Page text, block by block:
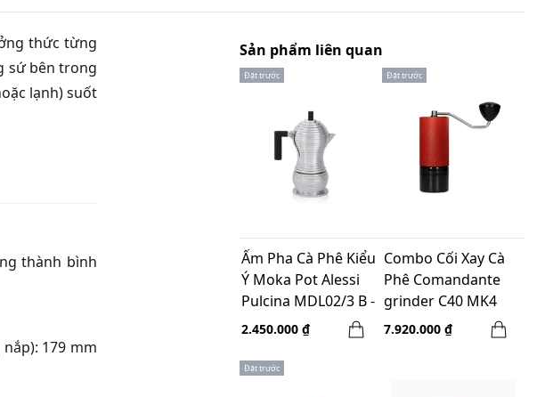
thức từng
sứ bên trong
lạnh) suốt
thành bình
179 mm
Sản phẩm liên quan
Đặt trước
Ấm Pha Cà Phê Kiểu
Ý Moka Pot Alessi
Pulcina MDL02/3 B -
3 cups - Màu Đen
2.450.000 ₫
Đặt trước
Combo Cối Xay Cà
Phê Comandante
grinder C40 MK4
Nitro Blade Black -
made in Germany +
7.920.000 ₫
Đặt trước